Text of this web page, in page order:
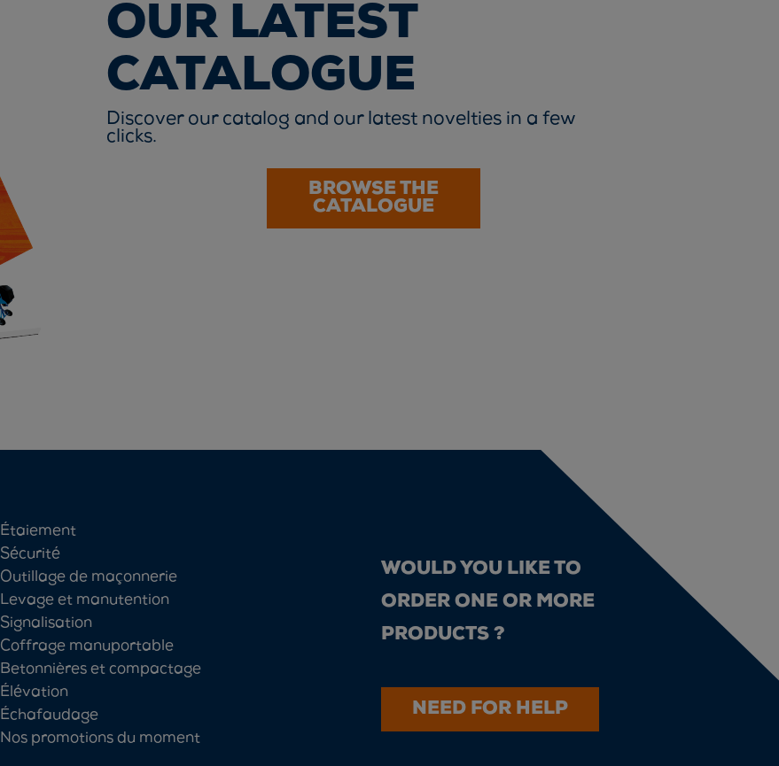
OUR LATEST
CATALOGUE
Discover our catalog and our latest novelties in a few
clicks.
BROWSE THE
CATALOGUE
Étaiement
Sécurité
Outillage de maçonnerie
Levage et manutention
Signalisation
Coffrage manuportable
Betonnières et compactage
Élévation
Échafaudage
Nos promotions du moment
WOULD YOU LIKE TO
ORDER ONE OR MORE
PRODUCTS ?
NEED FOR HELP